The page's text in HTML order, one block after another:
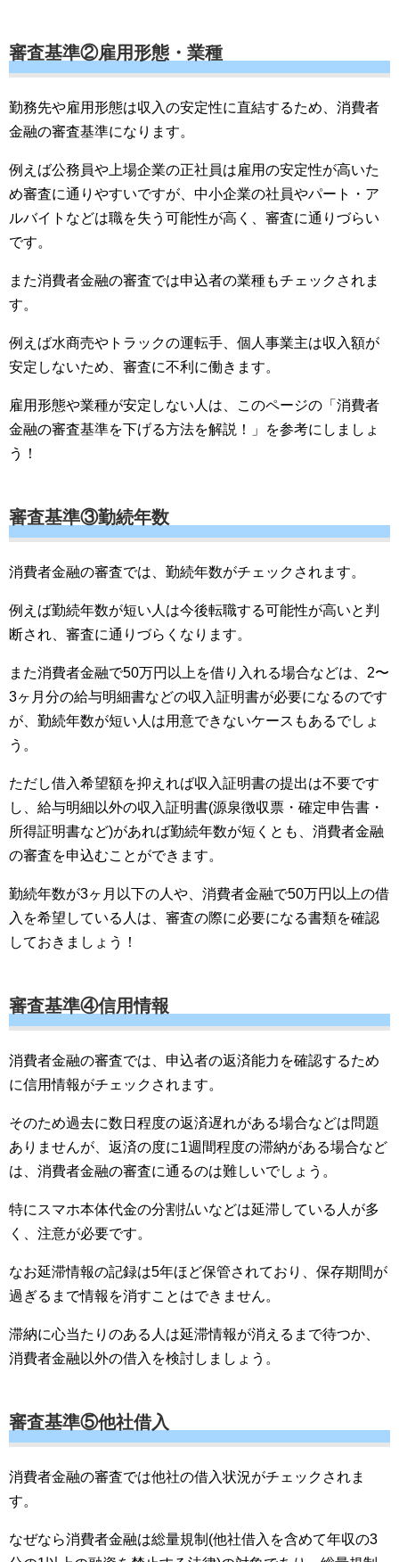
審査基準②雇用形態・業種
勤務先や雇用形態は収入の安定性に直結するため、消費者
金融の審査基準になります。
例えば公務員や上場企業の正社員は雇用の安定性が高いた
め審査に通りやすいですが、中小企業の社員やパート・ア
ルバイトなどは職を失う可能性が高く、審査に通りづらい
です。
また消費者金融の審査では申込者の業種もチェックされま
す。
例えば水商売やトラックの運転手、個人事業主は収入額が
安定しないため、審査に不利に働きます。
雇用形態や業種が安定しない人は、このページの「消費者
金融の審査基準を下げる方法を解説！」を参考にしましょ
う！
審査基準③勤続年数
消費者金融の審査では、勤続年数がチェックされます。
例えば勤続年数が短い人は今後転職する可能性が高いと判
断され、審査に通りづらくなります。
また消費者金融で50万円以上を借り入れる場合などは、2〜
3ヶ月分の給与明細書などの収入証明書が必要になるのです
が、勤続年数が短い人は用意できないケースもあるでしょ
う。
ただし借入希望額を抑えれば収入証明書の提出は不要です
し、給与明細以外の収入証明書(源泉徴収票・確定申告書・
所得証明書など)があれば勤続年数が短くとも、消費者金融
の審査を申込むことができます。
勤続年数が3ヶ月以下の人や、消費者金融で50万円以上の借
入を希望している人は、審査の際に必要になる書類を確認
しておきましょう！
審査基準④信用情報
消費者金融の審査では、申込者の返済能力を確認するため
に信用情報がチェックされます。
そのため過去に数日程度の返済遅れがある場合などは問題
ありませんが、返済の度に1週間程度の滞納がある場合など
は、消費者金融の審査に通るのは難しいでしょう。
特にスマホ本体代金の分割払いなどは延滞している人が多
く、注意が必要です。
なお延滞情報の記録は5年ほど保管されており、保存期間が
過ぎるまで情報を消すことはできません。
滞納に心当たりのある人は延滞情報が消えるまで待つか、
消費者金融以外の借入を検討しましょう。
審査基準⑤他社借入
消費者金融の審査では他社の借入状況がチェックされま
す。
なぜなら消費者金融は総量規制(他社借入を含めて年収の3